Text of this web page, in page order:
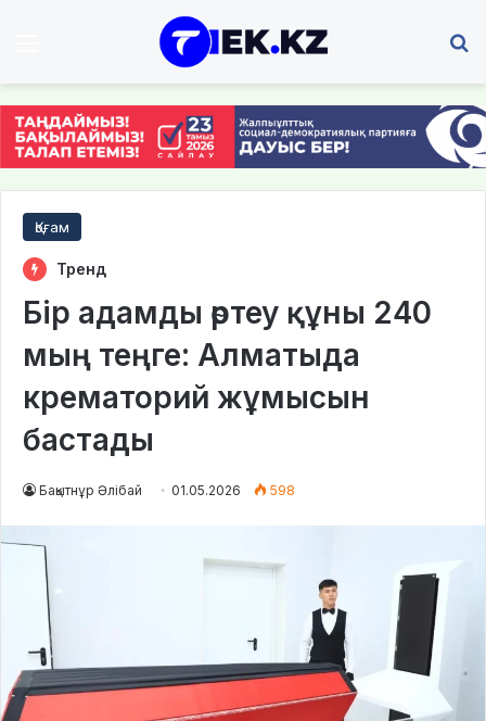
Қоғам
Тренд
Бір адамды өртеу құны 240
мың теңге: Алматыда
крематорий жұмысын
бастады
Бақытнұр Әлібай 01.05.2026 598